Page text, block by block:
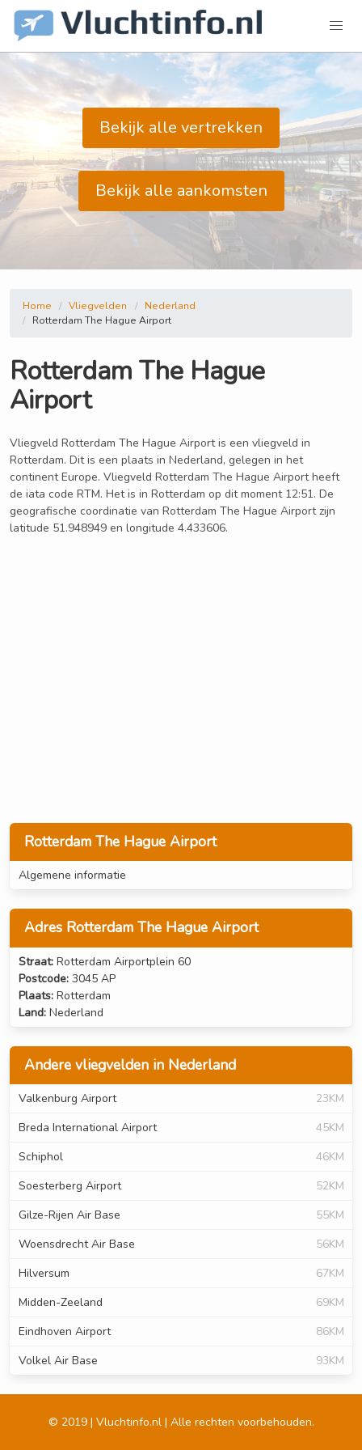
Bekijk alle vertrekken
Bekijk alle aankomsten
Rotterdam The Hague Airport
Algemene informatie
Adres Rotterdam The Hague Airport
Straat:Rotterdam Airportplein 60
Postcode:3045 AP
Plaats: Rotterdam
Land:Nederland
Andere vliegvelden in Nederland
Valkenburg Airport
23KM
Breda International Airport
45KM
Schiphol
46KM
Soesterberg Airport
52KM
Gilze-Rijen Air Base
55KM
Woensdrecht Air Base
56KM
Hilversum
67KM
Midden-Zeeland
69KM
Eindhoven Airport
86KM
Volkel Air Base
93KM
Home Vliegvelden
Nederland
Rotterdam The Hague Airport
Rotterdam The Hague
Airport
Vliegveld Rotterdam The Hague Airport is een vliegveld in
Rotterdam. Dit is een plaats in Nederland, gelegen in het
continent Europe. Vliegveld Rotterdam The Hague Airport heeft
de iata code RTM. Het is in Rotterdam op dit moment 12:51. De
geografische coordinatie van Rotterdam The Hague Airport zijn
latitude 51.948949 en longitude 4.433606.
© 2019 | Vluchtinfo.nl | Alle rechten voorbehouden.